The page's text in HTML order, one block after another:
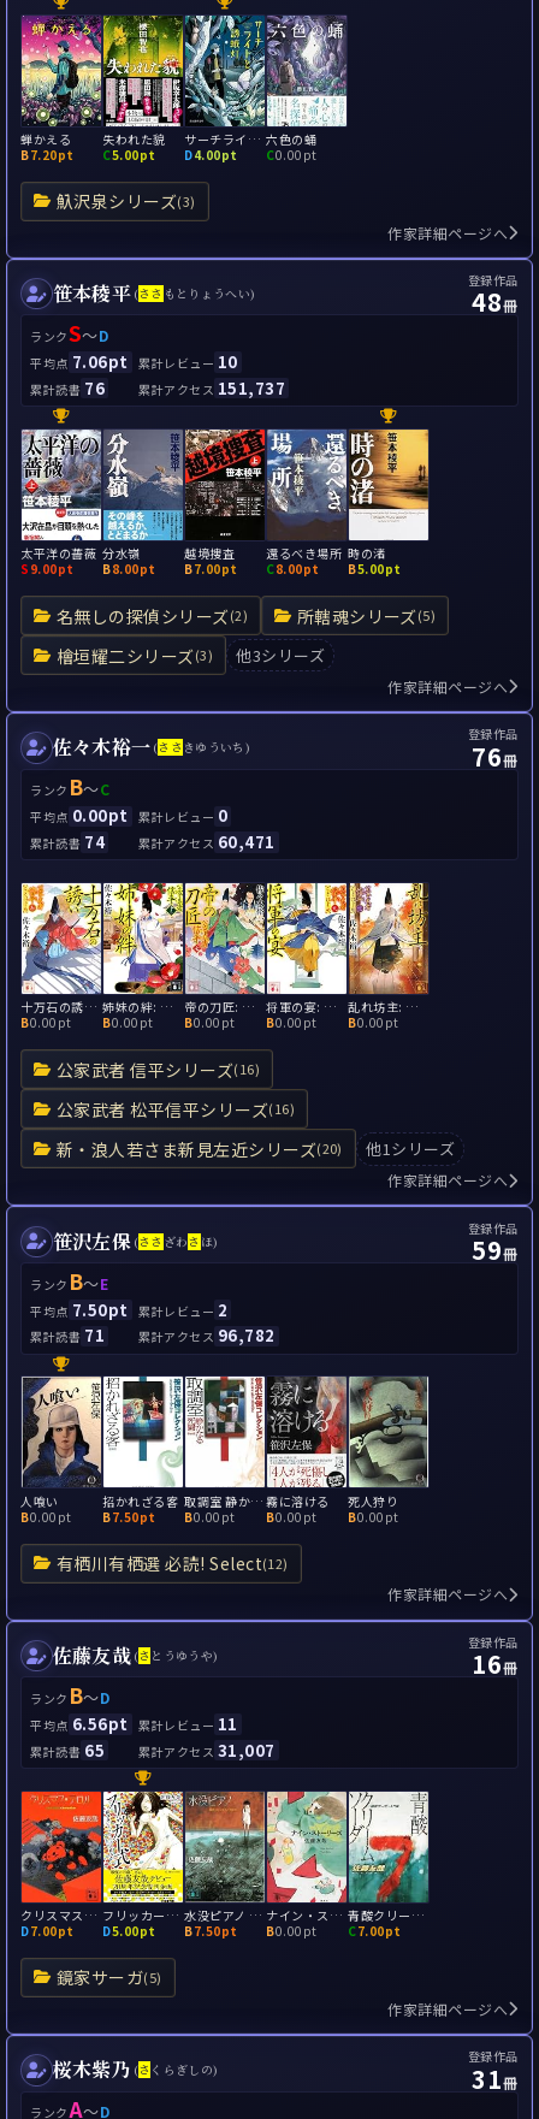
魞沢泉シリーズ(3)
蝉かえる
B7.20pt
失われた貌
C5.00pt
サーチライトと誘蛾灯
D4.00pt
六色の蛹
C0.00pt
作家詳細ページへ
笹本稜平 (さ さ もとりょうへい)
登録作品
48冊
ランクS～D
平均点 7.06pt 累計レビュー 10
累計読書 76 累計アクセス 151,737
名無しの探偵シリーズ(2) 所轄魂シリーズ(5)
檜垣耀二シリーズ(3) 他3シリーズ
太平洋の薔薇
S 9.00pt
分水嶺
B8.00pt
越境捜査
B7.00pt
還るべき場所
C8.00pt
時の渚
B5.00pt
作家詳細ページへ
佐々木裕一 (さ さ きゆういち)
登録作品
76冊
ランク B～C
平均点 0.00pt 累計レビュー 0
累計読書 74 累計アクセス 60,471
公家武者 信平シリーズ(16)
公家武者 松平信平シリーズ(16)
新・浪人若さま新見左近シリーズ(20) 他1シリーズ
十万石の誘い: 公家武者 松平信平
B0.00pt
姉妹の絆: 公家武者信平13
B0.00pt
帝の刀匠: 公家武者 信平
B0.00pt
将軍の宴: 公家武者 松平信平
B0.00pt
乱れ坊主: 公家武者 松平信平
B0.00pt
作家詳細ページへ
笹沢左保 (さ さ ざわさ ほ)
登録作品
59冊
ランク B～E
平均点 7.50pt 累計レビュー 2
累計読書 71 累計アクセス 96,782
有栖川有栖選 必読! Select(12)
人喰い
B0.00pt
招かれざる客
B7.50pt
取調室 静かなる死闘
B0.00pt
霧に溶ける
B0.00pt
死人狩り
B0.00pt
作家詳細ページへ
佐藤友哉 (さ とうゆうや)
登録作品
16冊
ランク B～D
平均点 6.56pt 累計レビュー 11
累計読書 65 累計アクセス 31,007
鏡家サーガ(5)
クリスマス・テロル
D7.00pt
フリッカー式 鏡公彦にうってつけの殺人
D5.00pt
水没ピアノ 鏡創士がひきもどす犯罪
B7.50pt
ナイン・ストーリーズ
B0.00pt
青酸クリームソーダ 〈鏡家サーガ〉入門編
C7.00pt
作家詳細ページへ
桜木紫乃 (さ くらぎしの)
登録作品
31冊
ランクA～D